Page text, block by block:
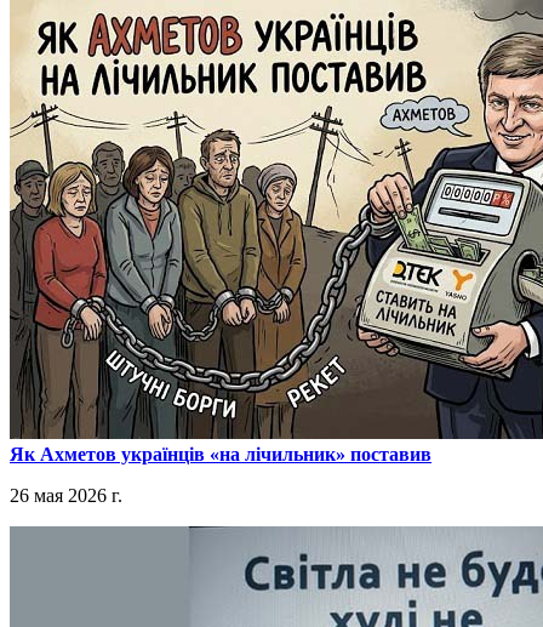
​Як Ахметов українців «на лічильник» поставив
26 мая 2026 г.